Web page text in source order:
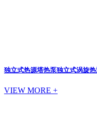
独立式热源塔热泵独立式涡旋
VIEW MORE +